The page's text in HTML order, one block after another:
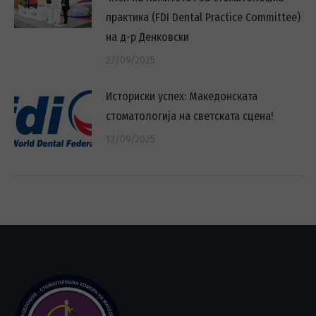
практика (FDI Dental Practice Committee)
на д-р Денковски
27/09/2025
Историски успех: Македонската
стоматологија на светската сцена!
12/09/2025